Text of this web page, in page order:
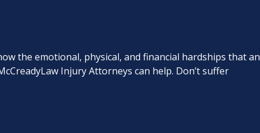
the emotional, physical, and financial hardships that an
Injury Attorneys can help. Don’t suffer